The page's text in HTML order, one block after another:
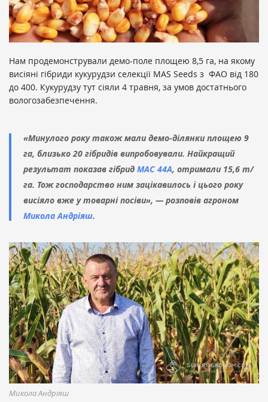
Нам продемонстрували демо-поле площею 8,5 га, на якому
висіяні гібриди кукурудзи селекції MAS Seeds з ФАО від 180
до 400. Кукурудзу тут сіяли 4 травня, за умов достатнього
вологозабезпечення.
«Минулого року також мали демо-ділянки площею 9
га, близько 20 гібридів випробовували. Найкращий
результат показав гібрид МАС 44А, отримали 15,6 т/
га. Тож господарство ним зацікавилось і цього року
висіяло вже у товарні посіви», — розповів агроном
Микола Андріяш.
Микола Андріяш